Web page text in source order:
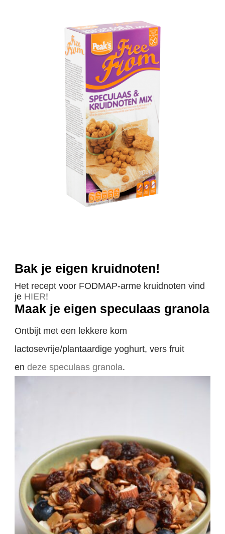
Bak je eigen kruidnoten!
Het recept voor FODMAP-arme kruidnoten vind
je HIER!
Maak je eigen speculaas granola
Ontbijt met een lekkere kom
lactosevrije/plantaardige yoghurt, vers fruit
en deze speculaas granola.